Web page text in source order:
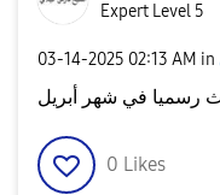
Expert Level 5
‎03-14-2025 02:13 AM in
رسميا في شهر أبريل
0 Likes